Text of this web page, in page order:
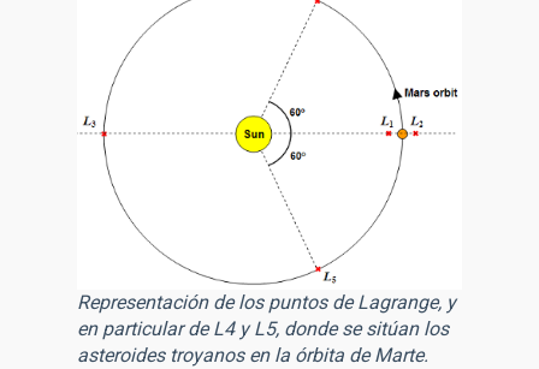
Representación de los puntos de Lagrange, y
en particular de L4 y L5, donde se sitúan los
asteroides troyanos en la órbita de Marte.